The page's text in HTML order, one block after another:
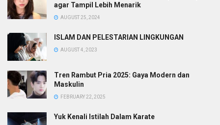
agar Tampil Lebih Menarik
AUGUST 25, 2024
ISLAM DAN PELESTARIAN LINGKUNGAN
AUGUST 4, 2023
Tren Rambut Pria 2025: Gaya Modern dan
Maskulin
FEBRUARY 22, 2025
Yuk Kenali Istilah Dalam Karate